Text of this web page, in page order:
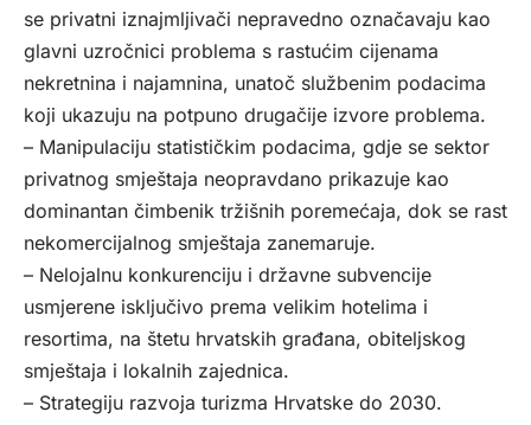
se privatni iznajmljivači nepravedno označavaju kao
glavni uzročnici problema s rastućim cijenama
nekretnina i najamnina, unatoč službenim podacima
koji ukazuju na potpuno drugačije izvore problema.
– Manipulaciju statističkim podacima, gdje se sektor
privatnog smještaja neopravdano prikazuje kao
dominantan čimbenik tržišnih poremećaja, dok se rast
nekomercijalnog smještaja zanemaruje.
– Nelojalnu konkurenciju i državne subvencije
usmjerene isključivo prema velikim hotelima i
resortima, na štetu hrvatskih građana, obiteljskog
smještaja i lokalnih zajednica.
– Strategiju razvoja turizma Hrvatske do 2030.